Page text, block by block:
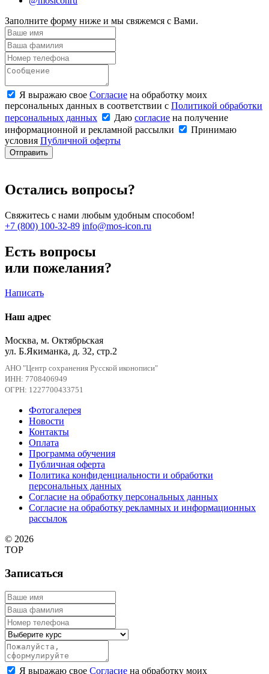
Заполните форму ниже и мы свяжемся с Вами.
Я выражаю свое Согласие на обработку моих
персональных данных в соответствии с Политикой обработки
персональных данных
Даю согласие на получение
информационной и рекламной рассылки
Принимаю
условия Публичной оферты
Отправить
Остались вопросы?
Свяжитесь с нами любым удобным способом!
+7 (800) 100-32-89 info@mos-icon.ru
Есть вопросы
или пожелания?
Написать
Наш адрес
Москва, м. Октябрьская
ул. Б.Якиманка, д. 32, стр.2
АНО "Центр сохранения Русской иконописи"
ИНН: 7708406949
ОГРН: 1227700433751
Фотогалерея
Новости
Контакты
Оплата
Программа обучения
Публичная оферта
Политика конфиденциальности и обработки
персональных данных
Согласие на обработку персональных данных
Согласие на обработку рекламных и информационных
рассылок
© 2026
TOP
Записаться
Я выражаю свое Согласие на обработку моих